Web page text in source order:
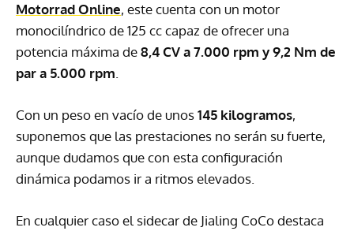
Motorrad Online, este cuenta con un motor
monocilíndrico de 125 cc capaz de ofrecer una
potencia máxima de8,4 CV a 7.000 rpm y 9,2 Nm de
par a 5.000 rpm.
Con un peso en vacío de unos145 kilogramos,
suponemos que las prestaciones no serán su fuerte,
aunque dudamos que con esta configuración
dinámica podamos ir a ritmos elevados.
En cualquier caso el sidecar de Jialing CoCo destaca